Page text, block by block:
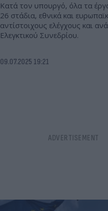
Κατά τον υπουργό, όλα τα
26 στάδια, εθνικά και
αντίστοιχους ελέγχους και
Ελεγκτικού Συνεδρίου.
09.07.2025 19:21